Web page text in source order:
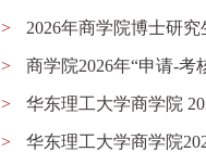
> 2026年商学院博士研
> 商学院2026年“申请-
> 华东理工大学商学院
> 华东理工大学商学院